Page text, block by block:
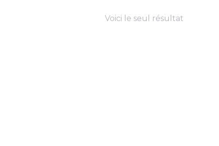
Voici le seul résultat